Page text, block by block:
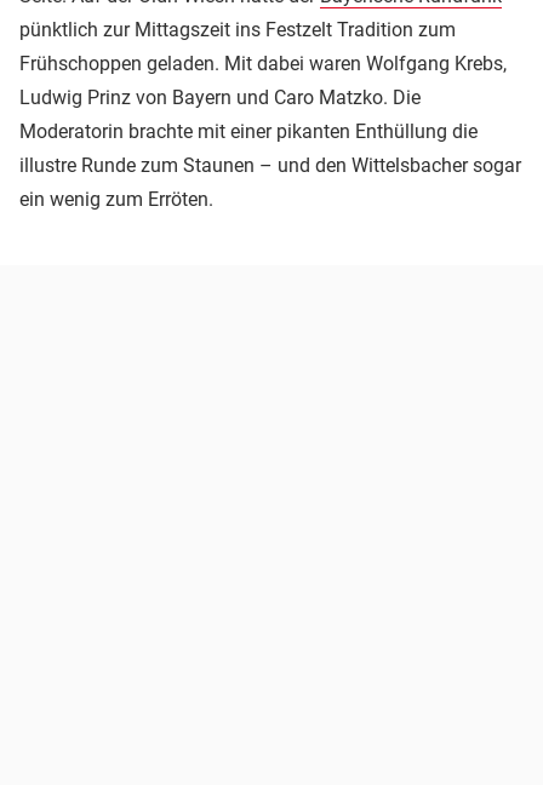
pünktlich zur Mittagszeit ins Festzelt Tradition zum
Frühschoppen geladen. Mit dabei waren Wolfgang Krebs,
Ludwig Prinz von Bayern und Caro Matzko. Die
Moderatorin brachte mit einer pikanten Enthüllung die
illustre Runde zum Staunen – und den Wittelsbacher sogar
ein wenig zum Erröten.